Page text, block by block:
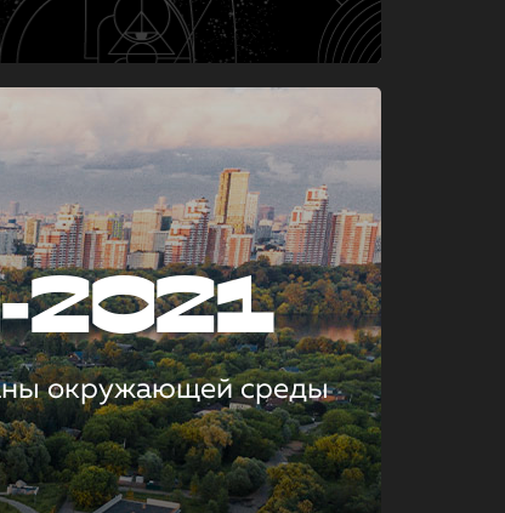
2021
окружающей среды